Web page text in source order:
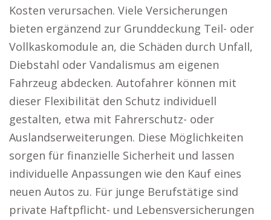
Kosten verursachen. Viele Versicherungen
bieten ergänzend zur Grunddeckung Teil- oder
Vollkaskomodule an, die Schäden durch Unfall,
Diebstahl oder Vandalismus am eigenen
Fahrzeug abdecken. Autofahrer können mit
dieser Flexibilität den Schutz individuell
gestalten, etwa mit Fahrerschutz- oder
Auslandserweiterungen. Diese Möglichkeiten
sorgen für finanzielle Sicherheit und lassen
individuelle Anpassungen wie den Kauf eines
neuen Autos zu. Für junge Berufstätige sind
private Haftpflicht- und Lebensversicherungen